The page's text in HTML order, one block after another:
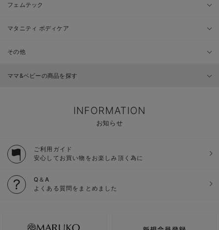
フェムテック
マタニティ ボディケア
その他
ママ&ベビーの商品を探す
INFORMATION
お知らせ
ご利用ガイド
安心してお買い物をお楽しみ頂く為に
Q＆A
よくある質問をまとめました